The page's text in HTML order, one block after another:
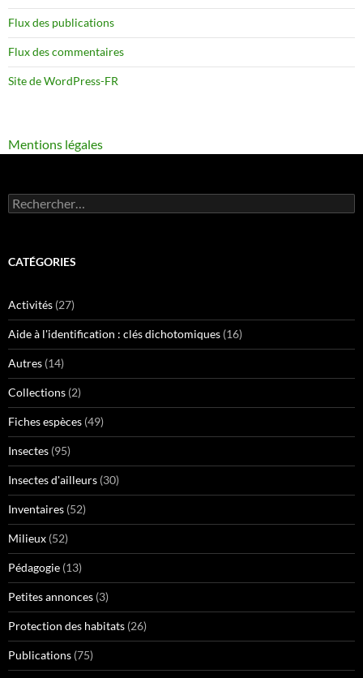
Flux des publications
Flux des commentaires
Site de WordPress-FR
Mentions légales
Rechercher :
CATÉGORIES
Activités (27)
Aide à l'identification : clés dichotomiques (16)
Autres (14)
Collections (2)
Fiches espèces (49)
Insectes (95)
Insectes d'ailleurs (30)
Inventaires (52)
Milieux (52)
Pédagogie (13)
Petites annonces (3)
Protection des habitats (26)
Publications (75)